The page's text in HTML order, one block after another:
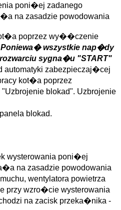
poni�ej zadanego
na zasadzie powodowania
poprzez wy��czenie
Poniewa� wszystkie nap�dy
sygna�u "START"
zabezpieczaj�cej
kot�a poprzez
blokad". Uzbrojenie
blokad.
wysterowania poni�ej
na zasadzie powodowania
wentylatora powietrza
przy wzro�cie wysterowania
na zacisk przeka�nika -